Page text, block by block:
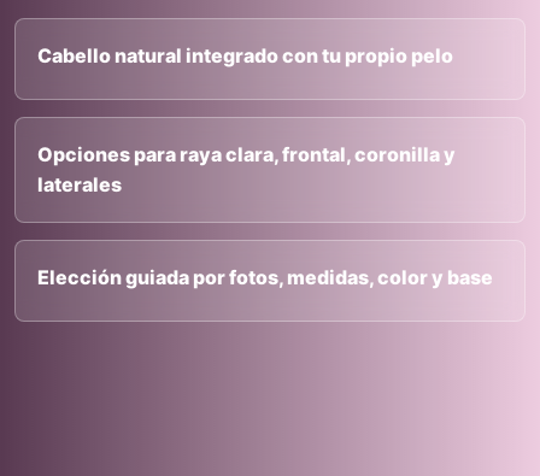
Cabello natural integrado con tu propio pelo
Opciones para raya clara, frontal, coronilla y
laterales
Elección guiada por fotos, medidas, color y base